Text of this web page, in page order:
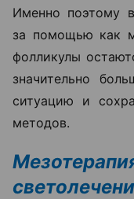
Именно поэтому
за помощью как
фолликулы
значительно
ситуацию и
методов.